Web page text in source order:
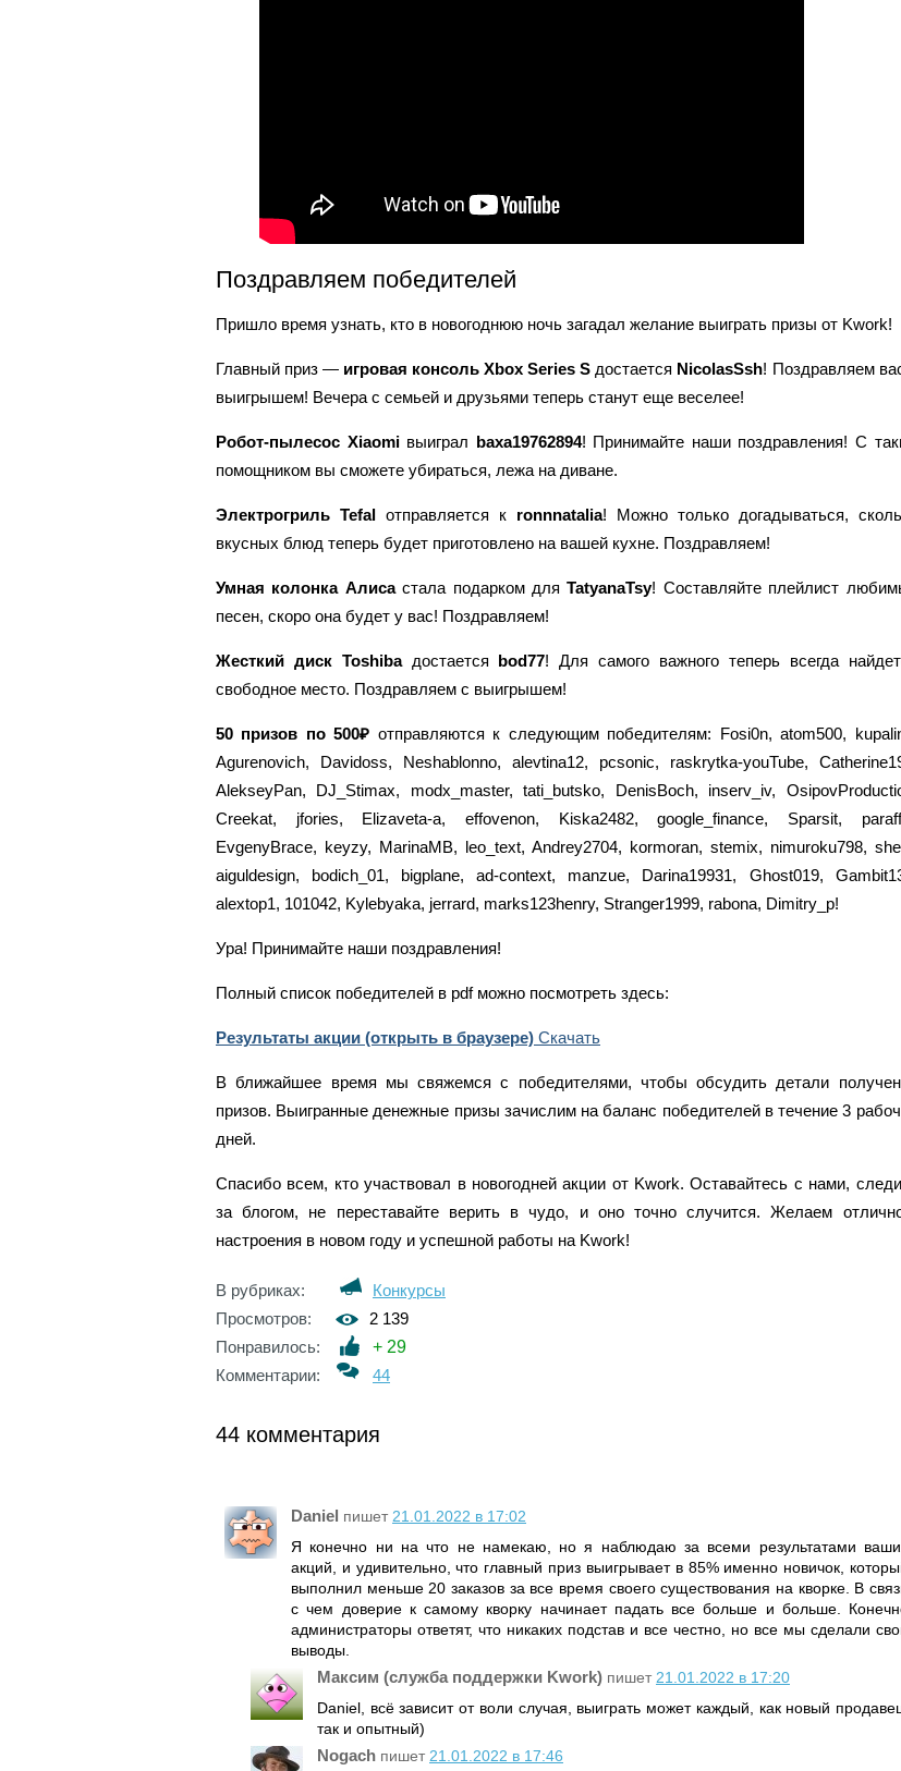
Поздравляем победителей
Пришло время узнать, кто в новогоднюю ночь загадал желание выиграть призы от Kwork!
Главный приз — игровая консоль Xbox Series S достается NicolasSsh! Поздравляем
выигрышем! Вечера с семьей и друзьями теперь станут еще веселее!
Робот-пылесос Xiaomi выиграл baxa19762894! Принимайте наши поздравления! С
помощником вы сможете убираться, лежа на диване.
Электрогриль Tefal отправляется к ronnnatalia! Можно только догадываться,
вкусных блюд теперь будет приготовлено на вашей кухне. Поздравляем!
Умная колонка Алисастала подарком дляTatyanaTsy! Составляйте плейлист
песен, скоро она будет у вас! Поздравляем!
Жесткий диск Toshiba достается bod77! Для самого важного теперь всегда
свободное место. Поздравляем с выигрышем!
50 призов по 500₽ отправляются к следующим победителям: Fosi0n, atom500,
Agurenovich, Davidoss, Neshablonno, alevtina12, pcsonic, raskrytka-youTube,
AlekseyPan, DJ_Stimax, modx_master, tati_butsko, DenisBoch, inserv_iv,
Creekat, jfories, Elizaveta-a, effovenon, Kiska2482, google_finance, Sparsit,
EvgenyBrace, keyzy, MarinaMB, leo_text, Andrey2704, kormoran, stemix, nimuroku798,
aiguldesign, bodich_01, bigplane, ad-context, manzue, Darina19931, Ghost019,
alextop1, 101042, Kylebyaka, jerrard, marks123henry, Stranger1999, rabona, Dimitry_p!
Ура! Принимайте наши поздравления!
Полный список победителей в pdf можно посмотреть здесь:
Результаты акции (открыть в браузере) Скачать
В ближайшее время мы свяжемся с победителями, чтобы обсудить детали
призов. Выигранные денежные призы зачислим на баланс победителей в течение 3
дней.
Спасибо всем, кто участвовал в новогодней акции от Kwork. Оставайтесь с нами,
за блогом, не переставайте верить в чудо, и оно точно случится. Желаем
настроения в новом году и успешной работы на Kwork!
В рубриках:
Конкурсы
Просмотров:
2 139
Понравилось:
+ 29
Комментарии:
44
44 комментария
Daniel пишет 21.01.2022 в 17:02
Я конечно ни на что не намекаю, но я наблюдаю за всеми результатами
акций, и удивительно, что главный приз выигрывает в 85% именно новичок,
выполнил меньше 20 заказов за все время своего существования на кворке. В
с чем доверие к самому кворку начинает падать все больше и больше.
администраторы ответят, что никаких подстав и все честно, но все мы сделали
выводы.
Максим (служба поддержки Kwork) пишет 21.01.2022 в 17:20
Daniel, всё зависит от воли случая, выиграть может каждый, как новый
так и опытный)
Nogach пишет 21.01.2022 в 17:46